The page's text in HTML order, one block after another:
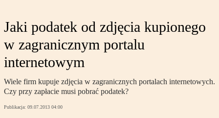
Jaki podatek od zdjęcia kupionego
w zagranicznym portalu
internetowym
Wiele firm kupuje zdjęcia w zagranicznych portalach internetowych.
Czy przy zapłacie musi pobrać podatek?
Publikacja: 09.07.2013 04:00